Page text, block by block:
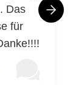
Das
für